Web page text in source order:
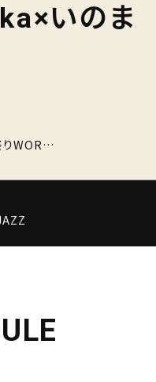
いのま
夏祭りWORKSHOP【第3弾】Anri×suzuyaka×いのまいこ Special Workshop開催決定！！